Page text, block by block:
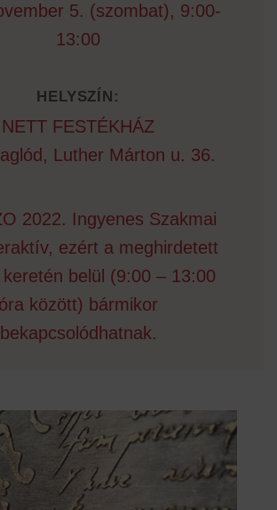
5. (szombat), 9:00-
13:00
HELYSZÍN:
NETT FESTÉKHÁZ
Luther Márton u. 36.
2022. Ingyenes Szakmai
ezért a meghirdetett
belül (9:00 – 13:00
óra között) bármikor
bekapcsolódhatnak.